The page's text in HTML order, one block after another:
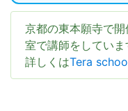
京都の東本願寺で
室で講師をしていま
詳しくはTera